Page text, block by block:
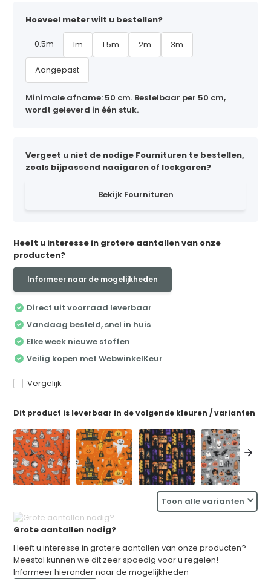
Hoeveel meter wilt u bestellen?
0.5m 1m 1.5m 2m 3m
Aangepast
Minimale afname: 50 cm. Bestelbaar per 50 cm,
wordt geleverd in één stuk.
Vergeet u niet de nodige Fournituren te bestellen,
zoals bijpassend naaigaren of lockgaren?
Bekijk Fournituren
Heeft u interesse in grotere aantallen van onze
producten?
Informeer naar de mogelijkheden
Direct uit voorraad leverbaar
Vandaag besteld, snel in huis
Elke week nieuwe stoffen
Veilig kopen met WebwinkelKeur
Vergelijk
Dit product is leverbaar in de volgende kleuren / varianten
Toon alle varianten
Grote aantallen nodig?
Heeft u interesse in grotere aantallen van onze producten?
Meestal kunnen we dit zeer spoedig voor u regelen!
Informeer hieronder naar de mogelijkheden